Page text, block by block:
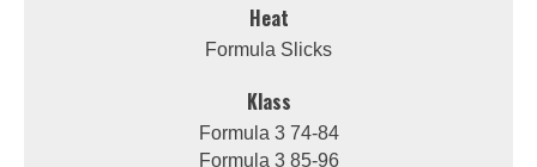
Heat
Formula Slicks
Klass
Formula 3 74-84
Formula 3 85-96